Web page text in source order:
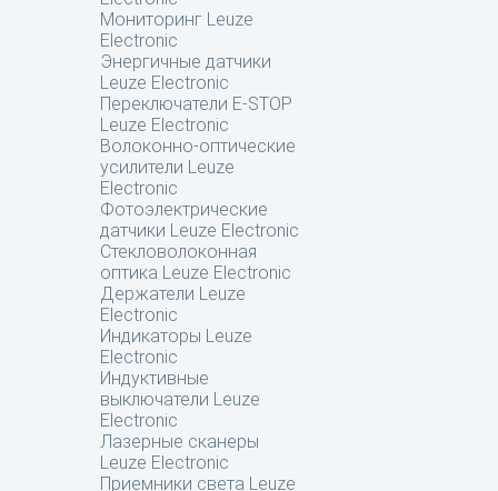
Мониторинг Leuze
Electronic
Энергичные датчики
Leuze Electronic
Переключатели E-STOP
Leuze Electronic
Волоконно-оптические
усилители Leuze
Electronic
Фотоэлектрические
датчики Leuze Electronic
Стекловолоконная
оптика Leuze Electronic
Держатели Leuze
Electronic
Индикаторы Leuze
Electronic
Индуктивные
выключатели Leuze
Electronic
Лазерные сканеры
Leuze Electronic
Приемники света Leuze